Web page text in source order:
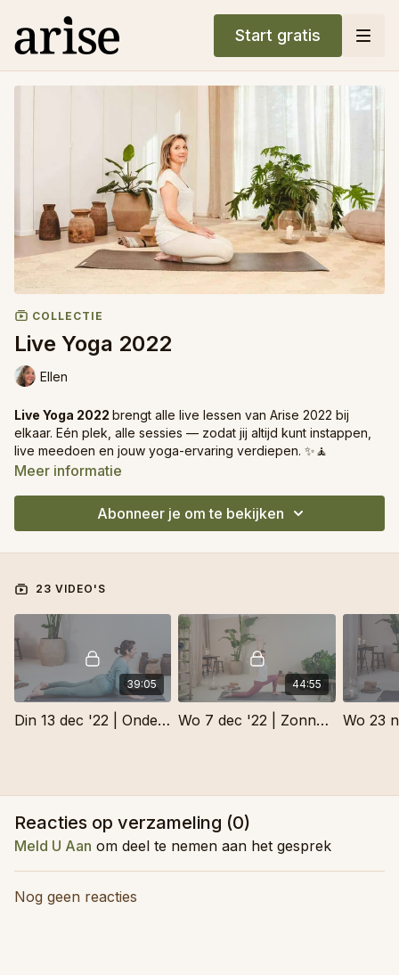
Start gratis
COLLECTIE
Live Yoga 2022
Ellen
Live Yoga 2022 brengt alle live lessen van Arise 2022 bij
elkaar. Eén plek, alle sessies — zodat jij altijd kunt instappen,
live meedoen en jouw yoga-ervaring verdiepen. ✨🧘
Meer informatie
Abonneer je om te bekijken
23 VIDEO'S
39:05
Din 13 dec '22 | Onderrug
44:55
Wo 7 dec '22 | Zonnegroet
Reacties op verzameling (0)
Meld U Aan om deel te nemen aan het gesprek
Nog geen reacties